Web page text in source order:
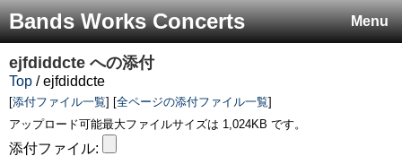
Menu
Bands Works Concerts
ejfdiddcte への添付
Top / ejfdiddcte
[添付ファイル一覧] [全ページの添付ファイル一覧]
アップロード可能最大ファイルサイズは 1,024KB です。
添付ファイル: